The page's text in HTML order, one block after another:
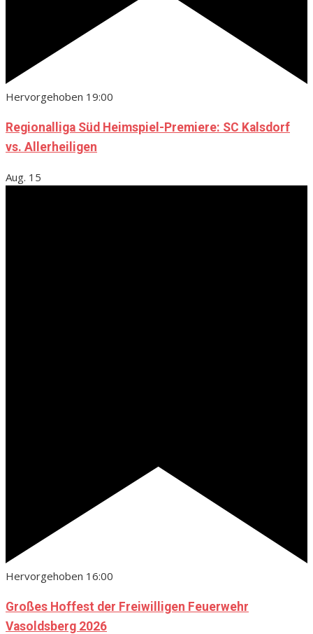
Hervorgehoben 19:00
Regionalliga Süd Heimspiel-Premiere: SC Kalsdorf
vs. Allerheiligen
Aug. 15
Hervorgehoben 16:00
Großes Hoffest der Freiwilligen Feuerwehr
Vasoldsberg 2026